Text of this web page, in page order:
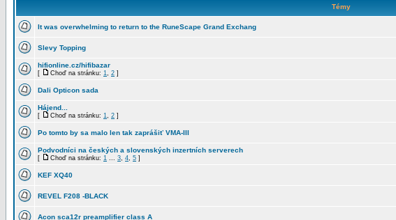
Témy
It was overwhelming to return to the RuneScape Grand Exchang
Slevy Topping
hifionline.cz/hifibazar
[ Choď na stránku: 1, 2 ]
Dali Opticon sada
Hájend...
[ Choď na stránku: 1, 2 ]
Po tomto by sa malo len tak zaprášiť VMA-III
Podvodníci na českých a slovenských inzertních serverech
[ Choď na stránku: 1 ... 3, 4, 5 ]
KEF XQ40
REVEL F208 -BLACK
Acon sca12r preamplifier class A